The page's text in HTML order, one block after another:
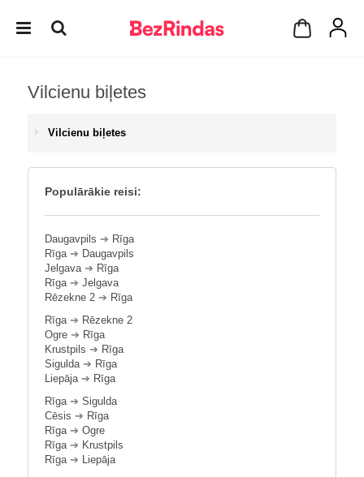
Vilcienu biļetes
Vilcienu biļetes
Populārākie reisi:
Daugavpils ➔ Rīga
Rīga➔ Daugavpils
Jelgava➔ Rīga
Rīga➔ Jelgava
Rēzekne 2 ➔ Rīga
Rīga➔ Rēzekne 2
Ogre ➔ Rīga
Krustpils ➔ Rīga
Sigulda➔ Rīga
Liepāja➔ Rīga
Rīga➔ Sigulda
Cēsis ➔ Rīga
Rīga➔ Ogre
Rīga➔ Krustpils
Rīga➔ Liepāja